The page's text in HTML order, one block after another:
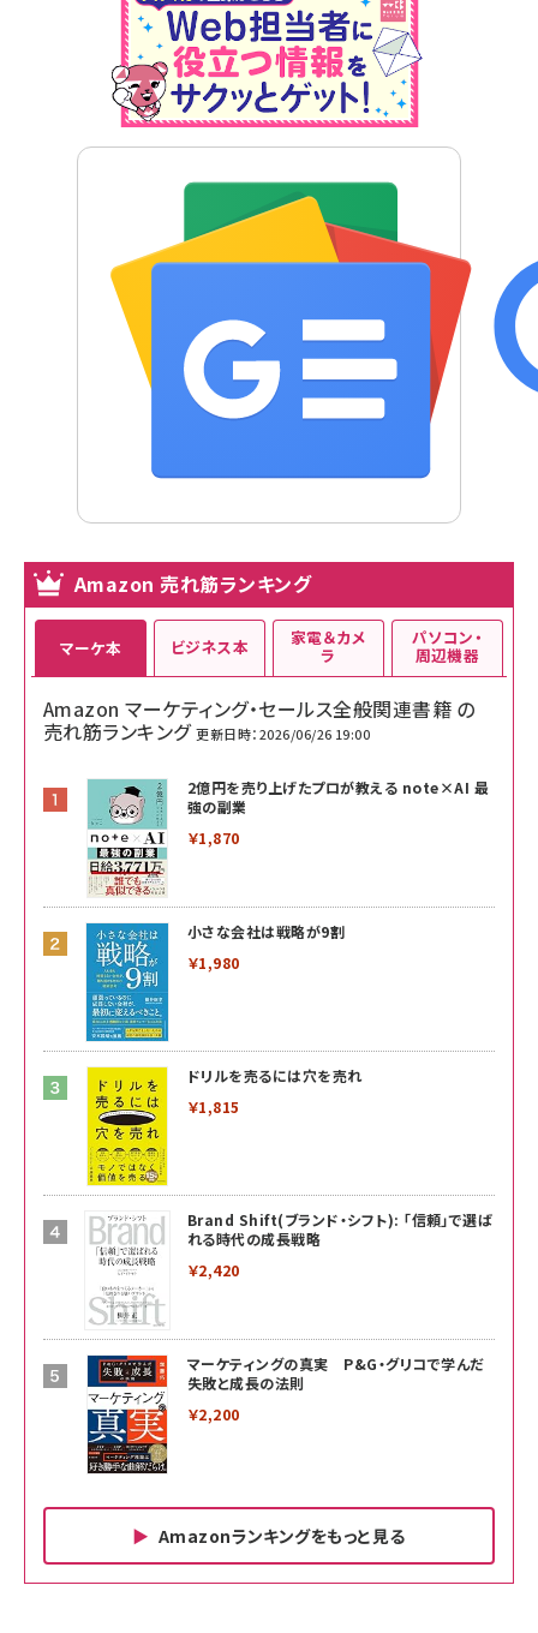
Amazon 売れ筋ランキング
マーケ本
Amazon マーケティング・セールス全般関連書籍 の
売れ筋ランキング 更新日時：2026/06/26 19:00
2億円を売り上げたプロが教える note×AI 最
強の副業
￥1,870
小さな会社は戦略が9割
￥1,980
ドリルを売るには穴を売れ
￥1,815
Brand Shift(ブランド・シフト): 「信頼」で選ば
れる時代の成長戦略
￥2,420
マーケティングの真実 P&G・グリコで学んだ
失敗と成長の法則
￥2,200
Amazonランキングをもっと見る
ビジネス本 家電＆カメ
ラ
パソコン・
周辺機器